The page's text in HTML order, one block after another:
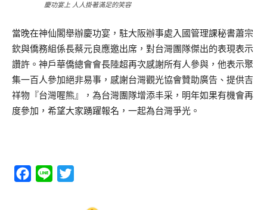
慶功宴上 人人掛著滿足的笑容
當晚在神仙閣舉辦慶功宴，駐大阪辦事處入國管理課秘書蕭宗
欽與僑務組係長蔡元良應邀出席，對台灣團隊傑出的表現表示
讚許。神戶華僑總會會長陸超再次感謝所有人參與，他表示聚
集一百人參加絕非易事，感謝台灣觀光協會贊助廣告、提供吉
祥物『台灣喔熊』，為台灣團隊增添丰采，明年如果有機會再
度參加，希望大家踴躍報名，一起為台灣爭光。
Facebook
Line